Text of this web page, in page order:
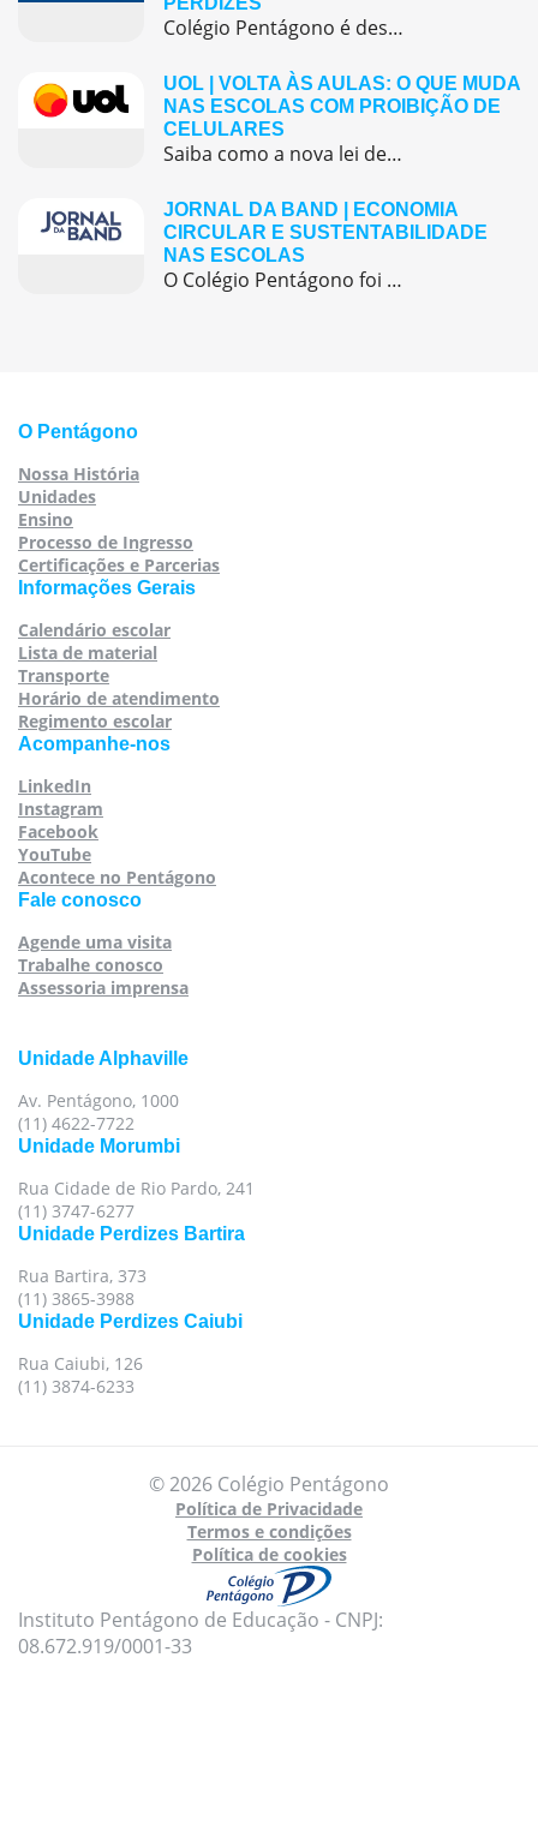
Colégio Pentágono é destaque no ENEM 2024: liderança em Perdizes demonstra compromisso com excelência acadêmica.
UOL | VOLTA ÀS AULAS: O QUE MUDA
NAS ESCOLAS COM PROIBIÇÃO DE
CELULARES
Saiba como a nova lei de proibição de celulares nas escolas foi aplicada e como o Colégio Pentágono adotou medidas conscientes para promover ambiente de foco e aprendizado presencial.
JORNAL DA BAND | ECONOMIA
CIRCULAR E SUSTENTABILIDADE
NAS ESCOLAS
O Colégio Pentágono foi destaque na mídia ao apresentar uma de suas iniciativas mais relevantes ligadas à economia circular e à sustentabilidade: as feiras de trocas de livros e uniformes. A ação, realizada anualmente, promove uma cultura de consumo consciente, fortalece a comunidade escolar e contribui diretamente para o bolso das famílias, especialmente em um […]
O Pentágono
Nossa História
Unidades
Ensino
Processo de Ingresso
Certificações e Parcerias
Informações Gerais
Calendário escolar
Lista de material
Transporte
Horário de atendimento
Regimento escolar
Acompanhe-nos
LinkedIn
Instagram
Facebook
YouTube
Acontece no Pentágono
Fale conosco
Agende uma visita
Trabalhe conosco
Assessoria imprensa
Unidade Alphaville
Av. Pentágono, 1000
(11) 4622-7722
Unidade Morumbi
Rua Cidade de Rio Pardo, 241
(11) 3747-6277
Unidade Perdizes Bartira
Rua Bartira, 373
(11) 3865-3988
Unidade Perdizes Caiubi
Rua Caiubi, 126
(11) 3874-6233
© 2026 Colégio Pentágono
Política de Privacidade
Termos e condições
Política de cookies
Instituto Pentágono de Educação - CNPJ:
08.672.919/0001-33